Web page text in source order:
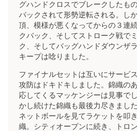
グハンドクロスでブレークしたも
バックされて形勢逆転される。し
頂、模様が悪くなってからの３連
クバック、そしてストローク戦で
ク、そしてバッグハンドダウンザ
キープは唸りました。
ファイナルセットは互いにサービ
攻防はドキドキしました。錦織の
応してくるマッケンジーは見事で
かし続けた錦織も最後力尽きまし
ネットボールを見てラケットを叩
織。シティオープンに続き、トロ